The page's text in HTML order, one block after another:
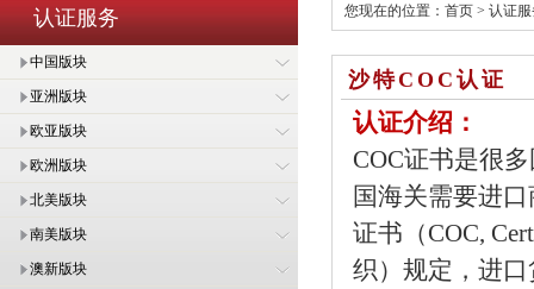
认证服务
中国版块
亚洲版块
欧亚版块
欧洲版块
北美版块
南美版块
澳新版块
您现在的位置： 首页 > 认证
沙特COC认证
认证介绍：
COC证书是很
国海关需要进
证书（COC,
织）规定，进